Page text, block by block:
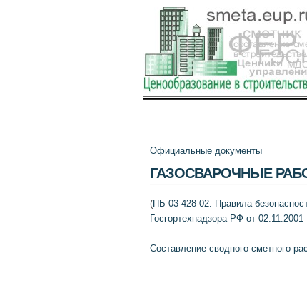
Официальные документы
ГАЗОСВАРОЧНЫЕ
(ПБ 03-428-02. Правила
Госгортехнадзора РФ от 02.11.2001
Составление сводного сметного